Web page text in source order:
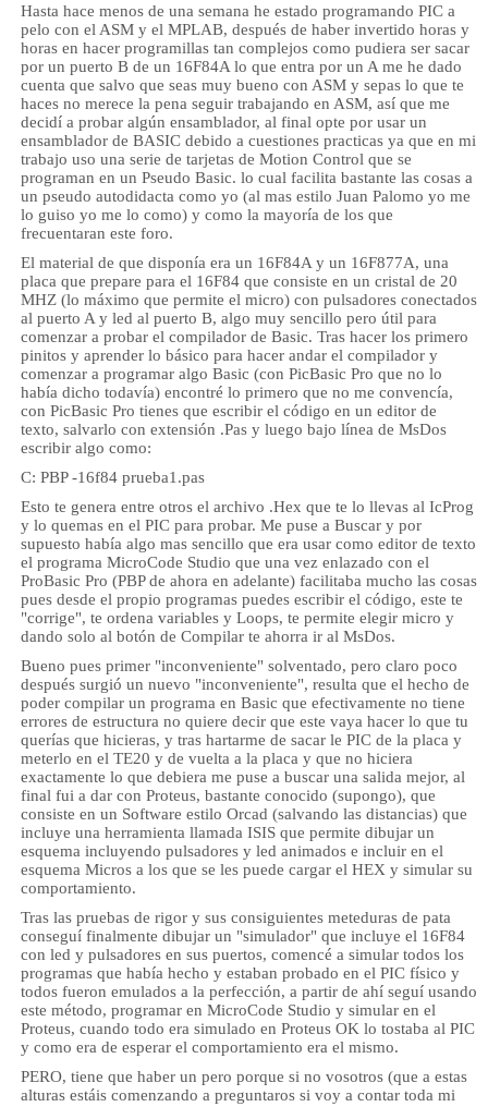
Hasta hace menos de una semana he estado programando PIC a
pelo con el ASM y el MPLAB, después de haber invertido horas y
horas en hacer programillas tan complejos como pudiera ser sacar
por un puerto B de un 16F84A lo que entra por un A me he dado
cuenta que salvo que seas muy bueno con ASM y sepas lo que te
haces no merece la pena seguir trabajando en ASM, así que me
decidí a probar algún ensamblador, al final opte por usar un
ensamblador de BASIC debido a cuestiones practicas ya que en mi
trabajo uso una serie de tarjetas de Motion Control que se
programan en un Pseudo Basic. lo cual facilita bastante las cosas a
un pseudo autodidacta como yo (al mas estilo Juan Palomo yo me
lo guiso yo me lo como) y como la mayoría de los que
frecuentaran este foro.
El material de que disponía era un 16F84A y un 16F877A, una
placa que prepare para el 16F84 que consiste en un cristal de 20
MHZ (lo máximo que permite el micro) con pulsadores conectados
al puerto A y led al puerto B, algo muy sencillo pero útil para
comenzar a probar el compilador de Basic. Tras hacer los primero
pinitos y aprender lo básico para hacer andar el compilador y
comenzar a programar algo Basic (con PicBasic Pro que no lo
había dicho todavía) encontré lo primero que no me convencía,
con PicBasic Pro tienes que escribir el código en un editor de
texto, salvarlo con extensión .Pas y luego bajo línea de MsDos
escribir algo como:
C: PBP -16f84 prueba1.pas
Esto te genera entre otros el archivo .Hex que te lo llevas al IcProg
y lo quemas en el PIC para probar. Me puse a Buscar y por
supuesto había algo mas sencillo que era usar como editor de texto
el programa MicroCode Studio que una vez enlazado con el
ProBasic Pro (PBP de ahora en adelante) facilitaba mucho las cosas
pues desde el propio programas puedes escribir el código, este te
"corrige", te ordena variables y Loops, te permite elegir micro y
dando solo al botón de Compilar te ahorra ir al MsDos.
Bueno pues primer "inconveniente" solventado, pero claro poco
después surgió un nuevo "inconveniente", resulta que el hecho de
poder compilar un programa en Basic que efectivamente no tiene
errores de estructura no quiere decir que este vaya hacer lo que tu
querías que hicieras, y tras hartarme de sacar le PIC de la placa y
meterlo en el TE20 y de vuelta a la placa y que no hiciera
exactamente lo que debiera me puse a buscar una salida mejor, al
final fui a dar con Proteus, bastante conocido (supongo), que
consiste en un Software estilo Orcad (salvando las distancias) que
incluye una herramienta llamada ISIS que permite dibujar un
esquema incluyendo pulsadores y led animados e incluir en el
esquema Micros a los que se les puede cargar el HEX y simular su
comportamiento.
Tras las pruebas de rigor y sus consiguientes meteduras de pata
conseguí finalmente dibujar un "simulador" que incluye el 16F84
con led y pulsadores en sus puertos, comencé a simular todos los
programas que había hecho y estaban probado en el PIC físico y
todos fueron emulados a la perfección, a partir de ahí seguí usando
este método, programar en MicroCode Studio y simular en el
Proteus, cuando todo era simulado en Proteus OK lo tostaba al PIC
y como era de esperar el comportamiento era el mismo.
PERO, tiene que haber un pero porque si no vosotros (que a estas
alturas estáis comenzando a preguntaros si voy a contar toda mi